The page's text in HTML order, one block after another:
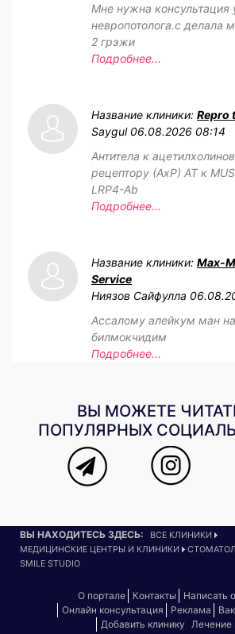
Мне нужна консультация
невропотолога.с делала
2 грэжи
Подробнее...
Название клиники: Repro
Saygul 06.08.2026 08:14
Антитела к
рецептору (АхР) АТ к
LRP4-Ab
Подробнее...
Название клиники: Max-
Service
Ниязов Сайфулла
Ассалому алейкум ман
билмокчидим
Подробнее...
ВЫ МОЖЕТЕ
ПОПУЛЯРНЫХ
ВЫ НАХОДИТЕСЬ ЗДЕСЬ:
ВСЕ КЛИНИКИ
МЕДИЦИНСКИЕ ЦЕНТРЫ И КЛИНИКИ
SMILE STUDIO
О портале Контакты Написать
Онлайн консультация
Реклама
Добавить клинику
Лечение